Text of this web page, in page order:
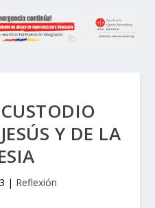
Y DE LA
| Reflexión